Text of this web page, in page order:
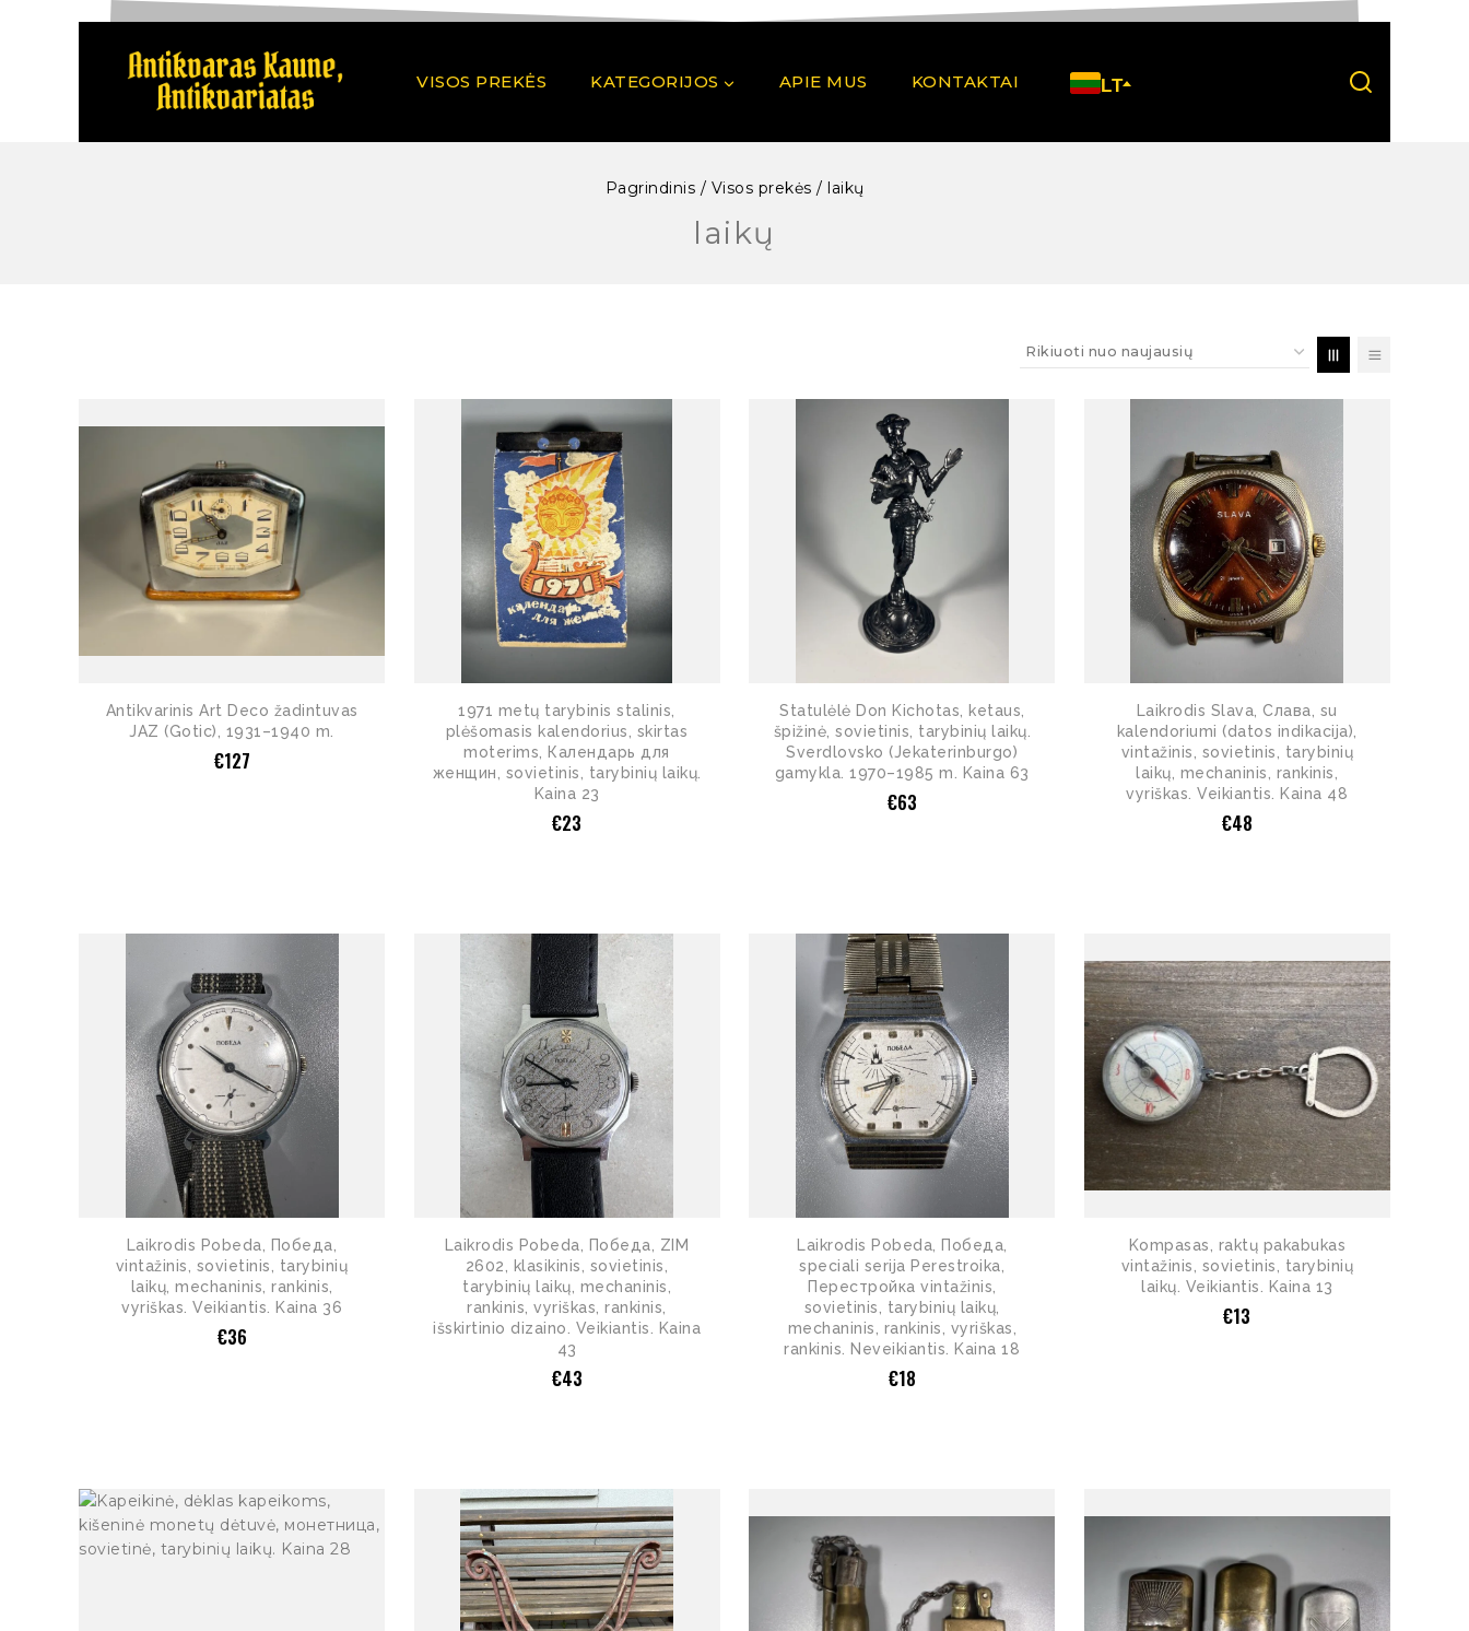
VISOS PREKĖS KATEGORIJOS APIE MUS KONTAKTAI LT
Pagrindinis / Visos prekės / laikų
laikų
Antikvarinis Art Deco žadintuvas
JAZ (Gotic), 1931–1940 m.
€127
1971 metų tarybinis stalinis,
plėšomasis kalendorius, skirtas
moterims, Календарь для
женщин, sovietinis, tarybinių laikų.
Kaina 23
€23
Statulėlė Don Kichotas, ketaus,
špižinė, sovietinis, tarybinių laikų.
Sverdlovsko (Jekaterinburgo)
gamykla. 1970–1985 m. Kaina 63
€63
Laikrodis Slava, Cлава, su
kalendoriumi (datos indikacija),
vintažinis, sovietinis, tarybinių
laikų, mechaninis, rankinis,
vyriškas. Veikiantis. Kaina 48
€48
Laikrodis Pobeda, Победа,
vintažinis, sovietinis, tarybinių
laikų, mechaninis, rankinis,
vyriškas. Veikiantis. Kaina 36
€36
Laikrodis Pobeda, Победа, ZIM
2602, klasikinis, sovietinis,
tarybinių laikų, mechaninis,
rankinis, vyriškas, rankinis,
išskirtinio dizaino. Veikiantis. Kaina
43
€43
Laikrodis Pobeda, Победа,
speciali serija Perestroika,
Перестройка vintažinis,
sovietinis, tarybinių laikų,
mechaninis, rankinis, vyriškas,
rankinis. Neveikiantis. Kaina 18
€18
Kompasas, raktų pakabukas
vintažinis, sovietinis, tarybinių
laikų. Veikiantis. Kaina 13
€13